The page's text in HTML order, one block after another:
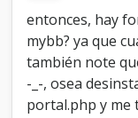
entonces, hay
mybb? ya que
también note
-_-, osea
portal.php y me